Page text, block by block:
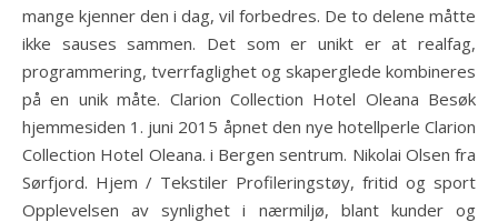
mange kjenner den i dag, vil forbedres. De to delene måtte
ikke sauses sammen. Det som er unikt er at realfag,
programmering, tverrfaglighet og skaperglede kombineres
på en unik måte. Clarion Collection Hotel Oleana Besøk
hjemmesiden 1. juni 2015 åpnet den nye hotellperle Clarion
Collection Hotel Oleana. i Bergen sentrum. Nikolai Olsen fra
Sørfjord. Hjem / Tekstiler Profileringstøy, fritid og sport
Opplevelsen av synlighet i nærmiljø, blant kunder og